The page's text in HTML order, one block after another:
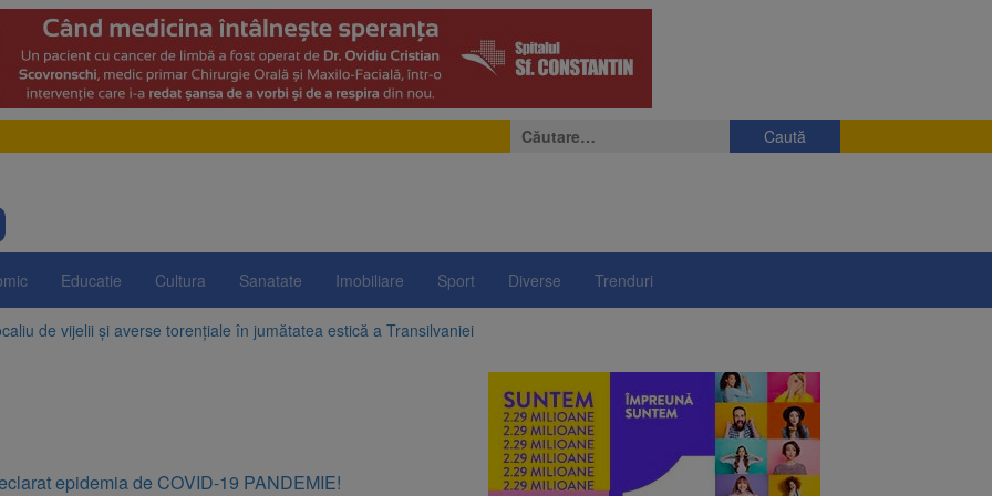
Caută
după:
Educatie Cultura Sanatate Imobiliare Sport Diverse Trenduri
de vijelii și averse torențiale în jumătatea estică a Transilvaniei
Victoria, reținut după ce și-ar fi agresat soția de două ori în câteva zile
i-au condus pe polițiști la cioate. Bărbat prins în pădure la Ormeniș
platforma suspeND.ro pentru urmărirea inițiativei de suspendare a președintelui Nicușor
epidemia de COVID-19 PANDEMIE!